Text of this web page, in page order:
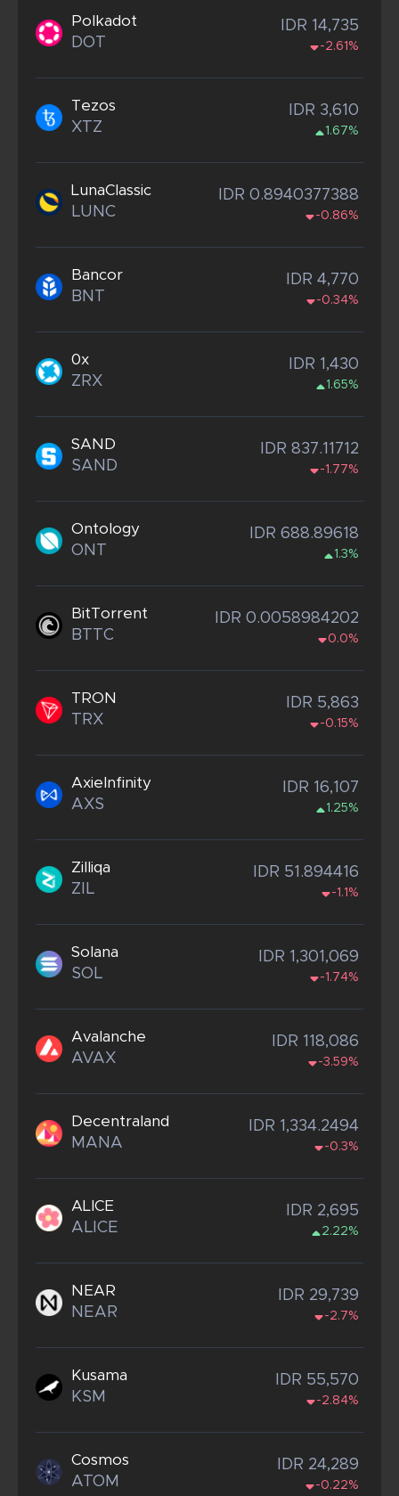
Polkadot
DOT
IDR 14,735
-2.61%
Tezos
XTZ
IDR 3,610
1.67%
LunaClassic
LUNC
IDR 0.8940377388
-0.86%
Bancor
BNT
IDR 4,770
-0.34%
0x
ZRX
IDR 1,430
1.65%
SAND
SAND
IDR 837.11712
-1.77%
Ontology
ONT
IDR 688.89618
1.3%
BitTorrent
BTTC
IDR 0.0058984202
0.0%
TRON
TRX
IDR 5,863
-0.15%
AxieInfinity
AXS
IDR 16,107
1.25%
Zilliqa
ZIL
IDR 51.894416
-1.1%
Solana
SOL
IDR 1,301,069
-1.74%
Avalanche
AVAX
IDR 118,086
-3.59%
Decentraland
MANA
IDR 1,334.2494
-0.3%
ALICE
ALICE
IDR 2,695
2.22%
NEAR
NEAR
IDR 29,739
-2.7%
Kusama
KSM
IDR 55,570
-2.84%
Cosmos
ATOM
IDR 24,289
-0.22%